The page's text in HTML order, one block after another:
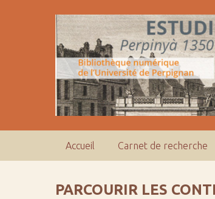
Accueil Carnet de recherche
PARCOURIR LES